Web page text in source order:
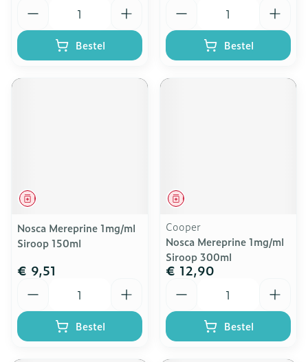
Bestel Bestel
Geneesmiddel
Nosca Mereprine 1mg/ml
Siroop 150ml
€ 9,51
Bestel
Geneesmiddel
Cooper
Nosca Mereprine 1mg/ml
Siroop 300ml
€ 12,90
Bestel